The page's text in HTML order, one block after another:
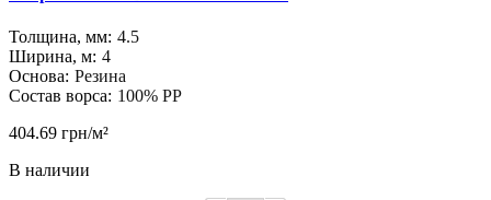
Толщина, мм: 4.5
Ширина, м: 4
Основа: Резина
Состав ворса: 100% PP
404.69 грн/м²
В наличии